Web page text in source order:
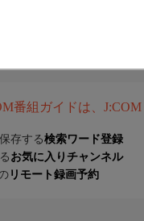
番組ガイドは、
存する検索ワード登録
お気に入りチャンネル
リモート録画予約